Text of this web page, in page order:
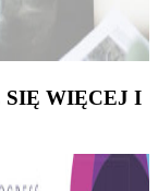
WIĘCEJ I